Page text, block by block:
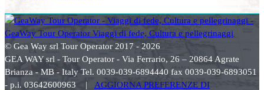
© Gea Way srl Tour Operator 2017 - 2026
GEA WAY srl - Tour Operator - Via Ferrario, 26 – 20864 Agrate
Brianza - MB - Italy Tel. 0039-039-6894440 fax 0039-039-6893051
- p.i. 03642600963 | AGGIORNA PREFERENZE DI